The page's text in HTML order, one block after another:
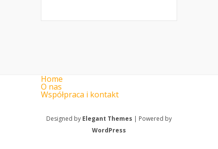
Home
O nas
Współpraca i kontakt
Designed by Elegant Themes | Powered by
WordPress